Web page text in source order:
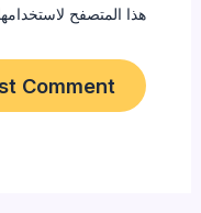
هذا المتصفح